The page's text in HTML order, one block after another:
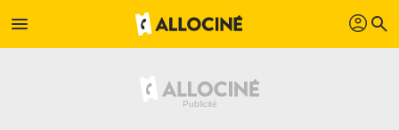
menu profil search